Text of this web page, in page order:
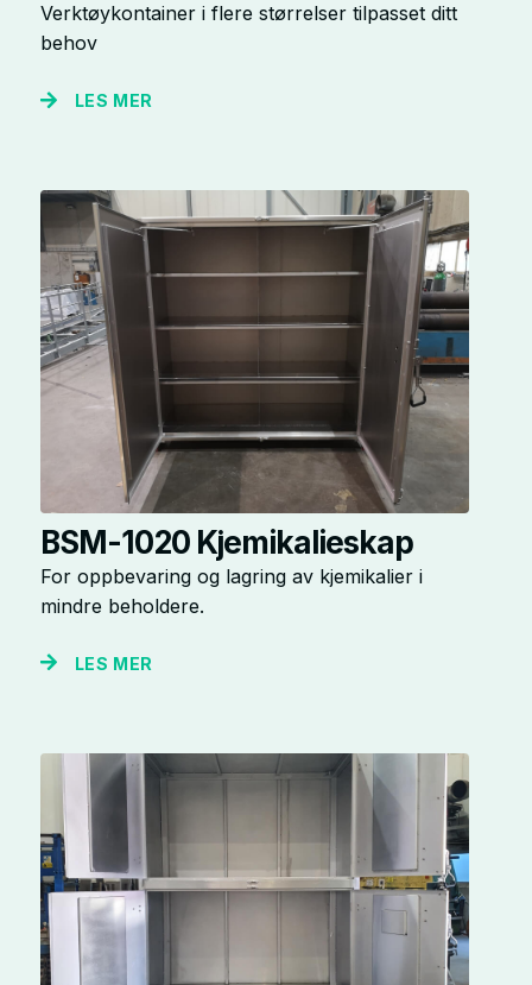
Verktøykontainer i flere størrelser tilpasset ditt
behov
LES MER
BSM-1020 Kjemikalieskap
For oppbevaring og lagring av kjemikalier i
mindre beholdere.
LES MER